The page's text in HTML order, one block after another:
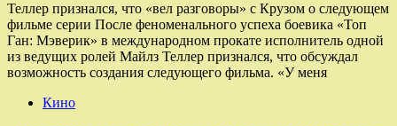
Теллер признался, что «вел разговоры» с Крузом о следующем
фильме серии После феноменального успеха боевика «Топ
Ган: Мэверик» в международном прокате исполнитель одной
из ведущих ролей Майлз Теллер признался, что обсуждал
возможность создания следующего фильма. «У меня
Кино